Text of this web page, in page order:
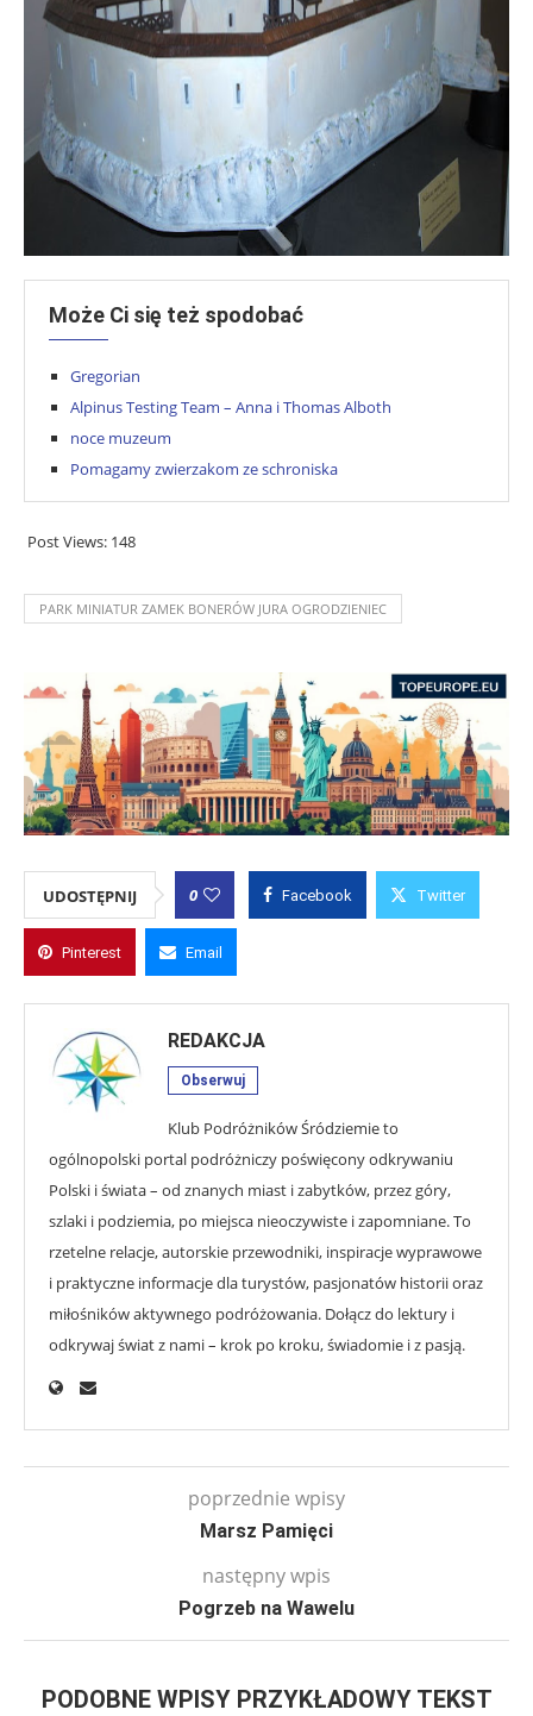
Może Ci się też spodobać
Gregorian
Alpinus Testing Team – Anna i Thomas Alboth
noce muzeum
Pomagamy zwierzakom ze schroniska
Post Views: 148
PARK MINIATUR ZAMEK BONERÓW JURA OGRODZIENIEC
UDOSTĘPNIJ 0 Facebook Twitter
Pinterest Email
REDAKCJA
Obserwuj
Klub Podróżników Śródziemie to
ogólnopolski portal podróżniczy poświęcony odkrywaniu
Polski i świata – od znanych miast i zabytków, przez góry,
szlaki i podziemia, po miejsca nieoczywiste i zapomniane. To
rzetelne relacje, autorskie przewodniki, inspiracje wyprawowe
i praktyczne informacje dla turystów, pasjonatów historii oraz
miłośników aktywnego podróżowania. Dołącz do lektury i
odkrywaj świat z nami – krok po kroku, świadomie i z pasją.
poprzednie wpisy
Marsz Pamięci
następny wpis
Pogrzeb na Wawelu
PODOBNE WPISY PRZYKŁADOWY TEKST